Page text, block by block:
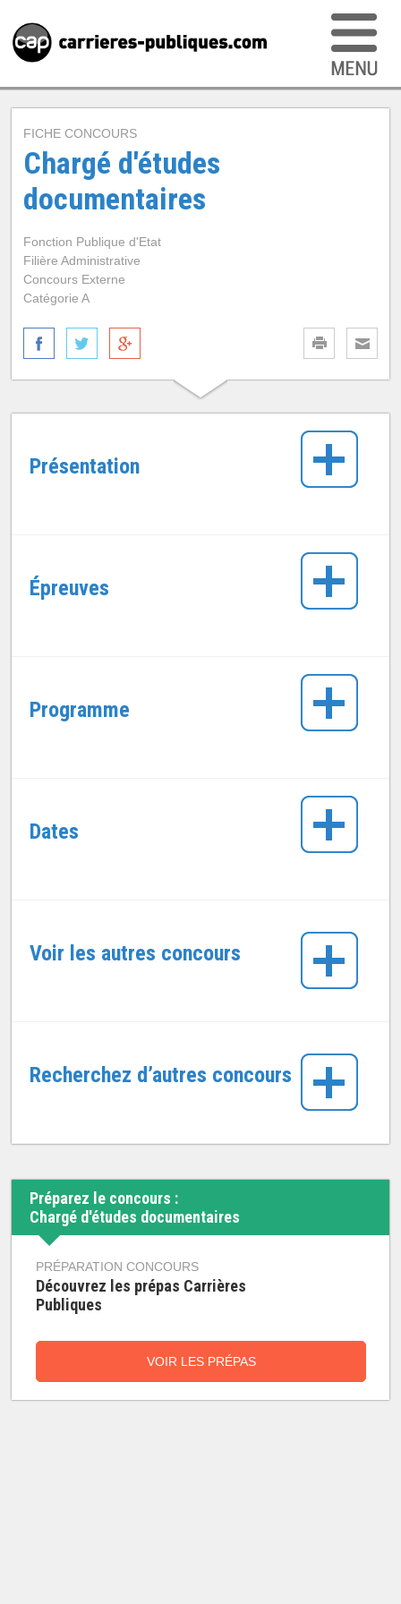
FICHE CONCOURS
Chargé d'études
documentaires
Fonction Publique d'Etat
Filière Administrative
Concours Externe
Catégorie A
Présentation
Épreuves
Programme
Dates
Voir les autres concours
Recherchez d’autres concours
Préparez le concours :
Chargé d'études documentaires
PRÉPARATION CONCOURS
Découvrez les prépas Carrières
Publiques
VOIR LES PRÉPAS